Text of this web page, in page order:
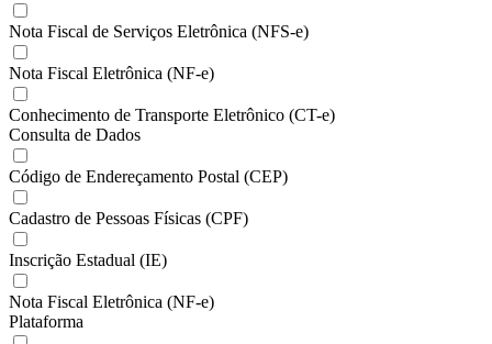
Nota Fiscal de Serviços Eletrônica (NFS-e)
Nota Fiscal Eletrônica (NF-e)
Conhecimento de Transporte Eletrônico (CT-e)
Consulta de Dados
Código de Endereçamento Postal (CEP)
Cadastro de Pessoas Físicas (CPF)
Inscrição Estadual (IE)
Nota Fiscal Eletrônica (NF-e)
Plataforma